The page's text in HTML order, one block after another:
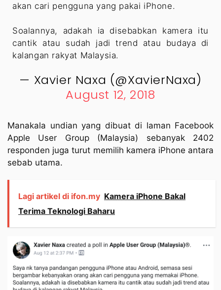
akan cari pengguna yang pakai iPhone.
Soalannya, adakah ia disebabkan kamera itu
cantik atau sudah jadi trend atau budaya di
kalangan rakyat Malaysia.
— Xavier Naxa (@XavierNaxa)
August 12, 2018
Manakala undian yang dibuat di laman Facebook
Apple User Group (Malaysia) sebanyak 2402
responden juga turut memilih kamera iPhone antara
sebab utama.
Lagi artikel di ifon.my Kamera iPhone Bakal
Terima Teknologi Baharu